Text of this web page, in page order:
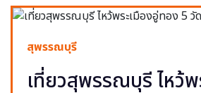
สุพรรณบุรี
เที่ยวสุพรรณบุรี ไหว้พ